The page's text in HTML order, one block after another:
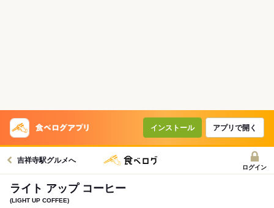
インストール アプリで開く
吉祥寺駅グルメへ
ログイン
ライト アップ コーヒー
(LIGHT UP COFFEE)